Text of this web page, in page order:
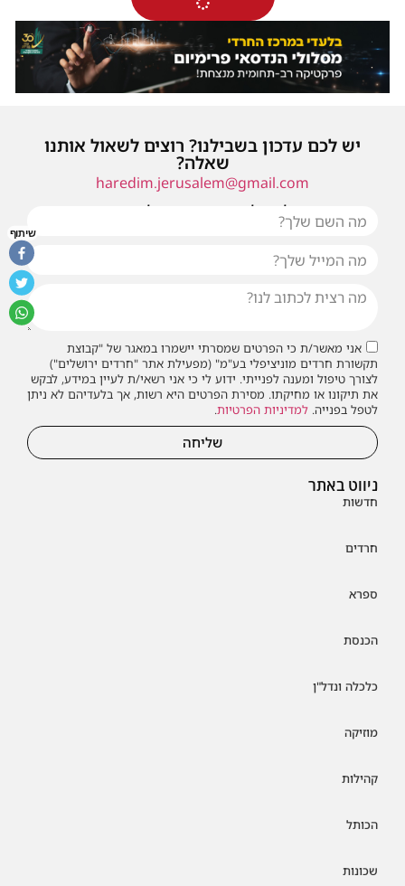
ניווט באתר
חדשות
חרדים
ספרא
הכנסת
כלכלה ונדל"ן
מוזיקה
קהילות
הכותל
שכונות
יש לכם עדכון בשבילנו? רוצים לשאול אותנו
שאלה?
haredim.jerusalem@gmail.com
או שילחו אלינו פנייה ונחזור אליכם בהקדם
אני מאשר/ת כי הפרטים שמסרתי יישמרו במאגר של "קבוצת
תקשורת חרדים מוניציפלי בע"מ" (מפעילת אתר "חרדים ירושלים")
לצורך טיפול ומענה לפנייתי. ידוע לי כי אני רשאי/ת לעיין במידע, לבקש
את תיקונו או מחיקתו. מסירת הפרטים היא רשות, אך בלעדיהם לא ניתן
לטפל בפנייה. למדיניות הפרטיות.
שליחה
שיתוף